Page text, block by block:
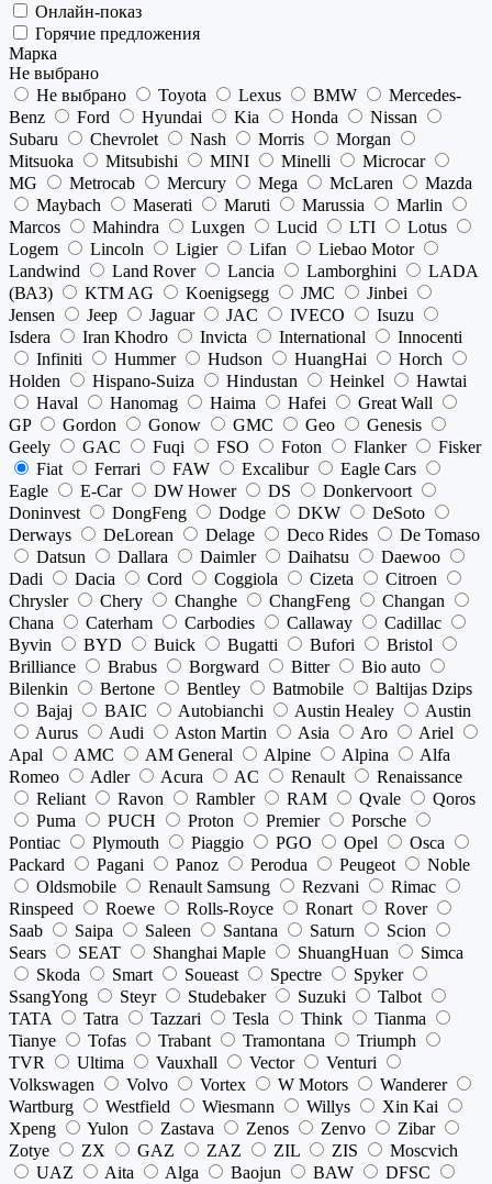
Онлайн-показ
Горячие предложения
Марка
Не выбрано
Не выбрано
Toyota Lexus BMW
Mercedes-
Benz
Ford Hyundai Kia Honda
Nissan
Subaru
Chevrolet Nash Morris
Morgan
Mitsuoka
Mitsubishi MINI Minelli
Microcar
MG
Metrocab Mercury Mega McLaren
Mazda
Maybach
Maserati Maruti Marussia
Marlin
Marcos
Mahindra Luxgen Lucid LTI
Lotus
Logem
Lincoln Ligier Lifan
Liebao Motor
Landwind
Land Rover Lancia Lamborghini
LADA
(ВАЗ)
KTM AG Koenigsegg JMC
Jinbei
Jensen
Jeep Jaguar JAC IVECO
Isuzu
Isdera
Iran Khodro Invicta International
Innocenti
Infiniti
Hummer Hudson HuangHai
Horch
Holden
Hispano-Suiza Hindustan Heinkel
Hawtai
Haval
Hanomag Haima Hafei
Great Wall
GP
Gordon Gonow GMC Geo
Genesis
Geely
GAC Fuqi FSO Foton Flanker
Fisker
Fiat
Ferrari FAW Excalibur
Eagle Cars
Eagle
E-Car DW Hower DS
Donkervoort
Doninvest
DongFeng Dodge DKW
DeSoto
Derways
DeLorean Delage Deco Rides
De Tomaso
Datsun
Dallara Daimler Daihatsu
Daewoo
Dadi
Dacia Cord Coggiola Cizeta
Citroen
Chrysler
Chery Changhe ChangFeng
Changan
Chana
Caterham Carbodies Callaway
Cadillac
Byvin
BYD Buick Bugatti Bufori
Bristol
Brilliance
Brabus Borgward Bitter
Bio auto
Bilenkin
Bertone Bentley Batmobile
Baltijas Dzips
Bajaj
BAIC Autobianchi Austin Healey
Austin
Aurus
Audi Aston Martin Asia Aro
Ariel
Apal
AMC AM General Alpine Alpina
Alfa
Romeo
Adler Acura AC Renault
Renaissance
Reliant
Ravon Rambler RAM Qvale
Qoros
Puma
PUCH Proton Premier
Porsche
Pontiac
Plymouth Piaggio PGO Opel
Osca
Packard
Pagani Panoz Perodua Peugeot
Noble
Oldsmobile
Renault Samsung Rezvani
Rimac
Rinspeed
Roewe Rolls-Royce Ronart
Rover
Saab
Saipa Saleen Santana Saturn
Scion
Sears
SEAT Shanghai Maple ShuangHuan
Simca
Skoda
Smart Soueast Spectre
Spyker
SsangYong
Steyr Studebaker Suzuki
Talbot
TATA
Tatra Tazzari Tesla Think
Tianma
Tianye
Tofas Trabant Tramontana
Triumph
TVR
Ultima Vauxhall Vector
Venturi
Volkswagen
Volvo Vortex W Motors
Wanderer
Wartburg
Westfield Wiesmann Willys
Xin Kai
Xpeng
Yulon Zastava Zenos Zenvo
Zibar
Zotye
ZX GAZ ZAZ ZIL ZIS
Moscvich
UAZ
Aita Alga Baojun BAW
DFSC